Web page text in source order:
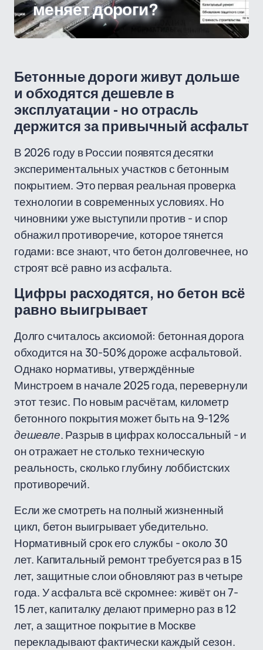
меняет дороги?
Бетонные дороги живут дольше
и обходятся дешевле в
эксплуатации - но отрасль
держится за привычный асфальт
В 2026 году в России появятся десятки
экспериментальных участков с бетонным
покрытием. Это первая реальная проверка
технологии в современных условиях. Но
чиновники уже выступили против - и спор
обнажил противоречие, которое тянется
годами: все знают, что бетон долговечнее, но
строят всё равно из асфальта.
Цифры расходятся, но бетон всё
равно выигрывает
Долго считалось аксиомой: бетонная дорога
обходится на 30-50% дороже асфальтовой.
Однако нормативы, утверждённые
Минстроем в начале 2025 года, перевернули
этот тезис. По новым расчётам, километр
бетонного покрытия может быть на 9-12%
дешевле. Разрыв в цифрах колоссальный - и
он отражает не столько техническую
реальность, сколько глубину лоббистских
противоречий.
Если же смотреть на полный жизненный
цикл, бетон выигрывает убедительно.
Нормативный срок его службы - около 30
лет. Капитальный ремонт требуется раз в 15
лет, защитные слои обновляют раз в четыре
года. У асфальта всё скромнее: живёт он 7-
15 лет, капиталку делают примерно раз в 12
лет, а защитное покрытие в Москве
перекладывают фактически каждый сезон.